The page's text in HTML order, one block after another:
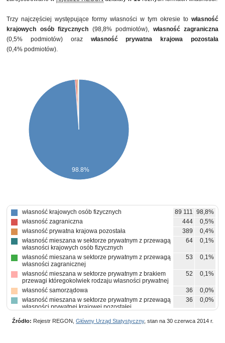
Trzy najczęściej występujące formy własności w tym okresie to własność
krajowych osób fizycznych (98,8% podmiotów), własność zagraniczna
(0,5% podmiotów) oraz własność prywatna krajowa pozostała
(0,4% podmiotów).
98.8%
własność krajowych osób fizycznych 89 111 98,8%
własność zagraniczna
444
0,5%
własność prywatna krajowa pozostała
389
0,4%
własność mieszana w sektorze prywatnym z przewagą
własności krajowych osób fizycznych
64 0,1%
własność mieszana w sektorze prywatnym z przewagą
własności zagranicznej
53 0,1%
własność mieszana w sektorze prywatnym z brakiem
przewagi któregokolwiek rodzaju własności prywatnej
52 0,1%
własność samorządowa 36
0,0%
własność mieszana w sektorze prywatnym z przewagą
własności prywatnej krajowej pozostałej
36 0,0%
własności sektora prywatnego, w tym z przewagą
Źródło: Rejestr REGON, Główny Urząd Statystyczny, stan na 30 czerwca 2014 r.